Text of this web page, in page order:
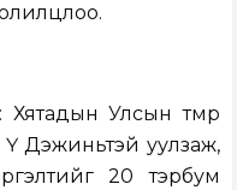
Улсын төмөр
Дэжиньтэй уулзаж,
20 тэрбум